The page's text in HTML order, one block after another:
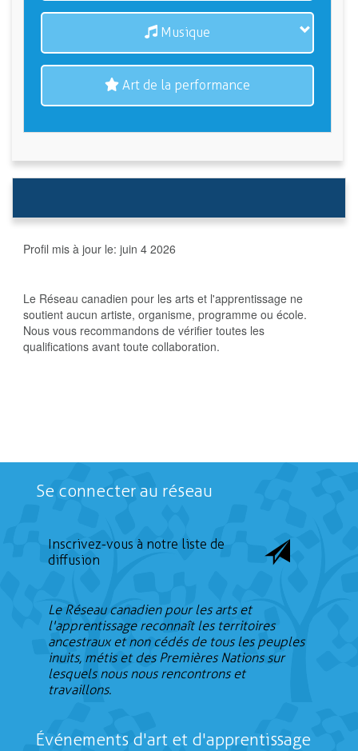
Musique
Art de la performance
Profil mis à jour le: juin 4 2026
Le Réseau canadien pour les arts et l'apprentissage ne
soutient aucun artiste, organisme, programme ou école.
Nous vous recommandons de vérifier toutes les
qualifications avant toute collaboration.
Se connecter au réseau
Inscrivez-vous à notre liste de
diffusion
Le Réseau canadien pour les arts et
l'apprentissage reconnaît les territoires
ancestraux et non cédés de tous les peuples
inuits, métis et des Premières Nations sur
lesquels nous nous rencontrons et
travaillons.
Événements d'art et d'apprentissage